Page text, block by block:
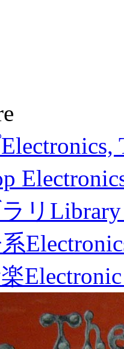
Electronics,
リ